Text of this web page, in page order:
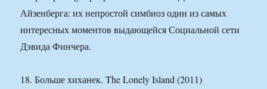
Айзенберга: их непростой симбиоз один из самых
интересных моментов выдающейся Социальной сети
Дэвида Финчера.
18. Больше хиханек. The Lonely Island (2011)